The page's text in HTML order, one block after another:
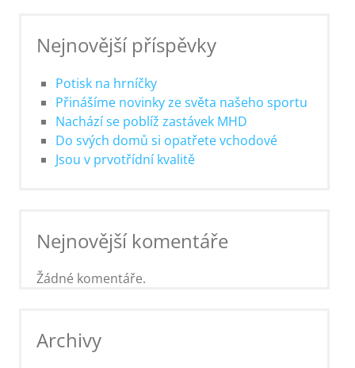
Nejnovější příspěvky
Potisk na hrníčky
Přinášíme novinky ze světa našeho sportu
Nachází se poblíž zastávek MHD
Do svých domů si opatřete vchodové
Jsou v prvotřídní kvalitě
Nejnovější komentáře
Žádné komentáře.
Archivy